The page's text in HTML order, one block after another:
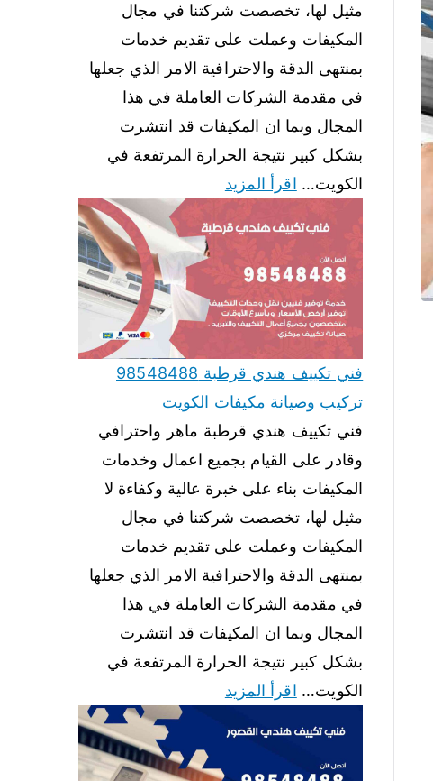
مثيل لها، تخصصت شركتنا في مجال
المكيفات وعملت على تقديم خدمات
بمنتهى الدقة والاحترافية الامر الذي جعلها
في مقدمة الشركات العاملة في هذا
المجال وبما ان المكيفات قد انتشرت
بشكل كبير نتيجة الحرارة المرتفعة في
الكويت… اقرأ المزيد
فني تكييف هندي قرطبة 98548488
تركيب وصيانة مكيفات الكويت
فني تكييف هندي قرطبة ماهر واحترافي
وقادر على القيام بجميع اعمال وخدمات
المكيفات بناء على خبرة عالية وكفاءة لا
مثيل لها، تخصصت شركتنا في مجال
المكيفات وعملت على تقديم خدمات
بمنتهى الدقة والاحترافية الامر الذي جعلها
في مقدمة الشركات العاملة في هذا
المجال وبما ان المكيفات قد انتشرت
بشكل كبير نتيجة الحرارة المرتفعة في
الكويت… اقرأ المزيد